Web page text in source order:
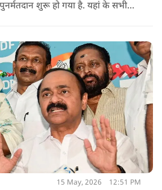
शुरू हो गया है. यहां के सभी
15 May, 2026 12:51 PM